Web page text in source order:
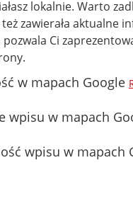
lokalnie. Warto
zawierała aktualne
Ci
w mapach Google
wpisu w mapach
wpisu w mapach